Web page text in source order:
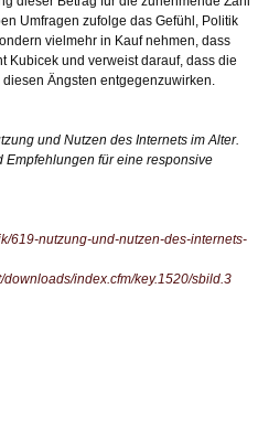
Umfragen zufolge das Gefühl, Politik
vielmehr in Kauf nehmen, dass
Kubicek und verweist darauf, dass die
Ängsten entgegenzuwirken.
und Nutzen des Internets im Alter.
Empfehlungen für eine responsive
619-nutzung-und-nutzen-des-internets-
index.cfm/key.1520/sbild.3